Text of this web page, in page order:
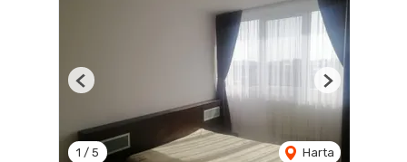
1 / 5 Harta
Previous Next